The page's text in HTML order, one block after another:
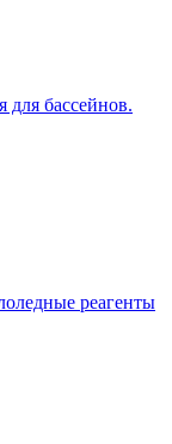
бассейнов.
реагенты